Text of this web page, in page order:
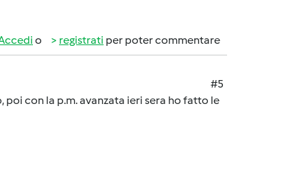
o registrati per poter commentare
#5
con la p.m. avanzata ieri sera ho fatto le